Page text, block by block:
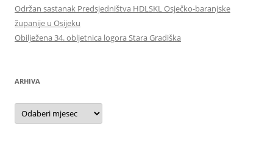
Održan sastanak Predsjedništva HDLSKL Osječko-baranjske
županije u Osijeku
Obilježena 34. obljetnica logora Stara Gradiška
ARHIVA
Arhiva